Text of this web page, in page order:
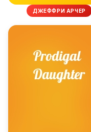
ДЖЕФФРИ АРЧЕР